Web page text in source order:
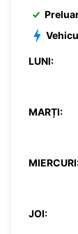
LUNI:
MARȚI:
JOI: